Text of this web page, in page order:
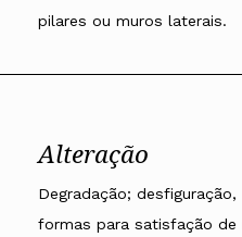
pilares ou muros laterais.
Alteração
Degradação;
formas para satisfação de